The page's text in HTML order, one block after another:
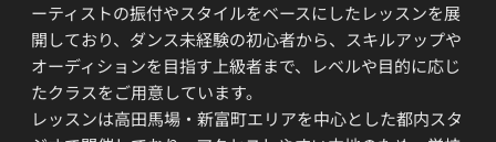
ーティストの振付やスタイルをベースにしたレッスンを展
開しており、ダンス未経験の初心者から、スキルアップや
オーディションを目指す上級者まで、レベルや目的に応じ
たクラスをご用意しています。
レッスンは高田馬場・新富町エリアを中心とした都内スタ